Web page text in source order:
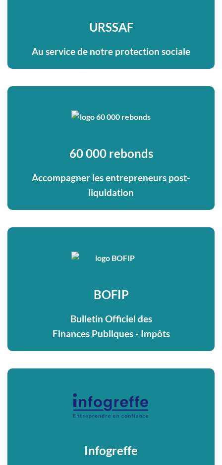
URSSAF
Au service de notre protection sociale
60 000 rebonds
Accompagner les entrepreneurs post-
liquidation
BOFIP
Bulletin Officiel des
Finances Publiques - Impôts
Infogreffe